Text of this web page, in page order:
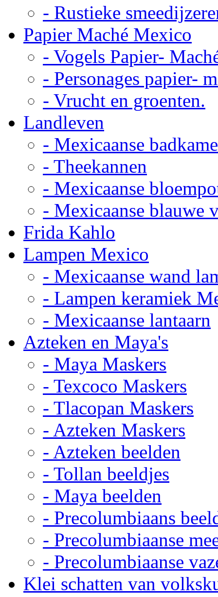
- Rustieke
Papier Maché Mexico
- Vogels Papier-
- Personages papier-
- Vrucht en groenten.
Landleven
- Mexicaanse
- Theekannen
- Mexicaanse
- Mexicaanse blauwe
Frida Kahlo
Lampen Mexico
- Mexicaanse wand
- Lampen keramiek
- Mexicaanse lantaarn
Azteken en Maya's
- Maya Maskers
- Texcoco Maskers
- Tlacopan Maskers
- Azteken Maskers
- Azteken beelden
- Tollan beeldjes
- Maya beelden
- Precolumbiaans
- Precolumbiaanse
- Precolumbiaanse
Klei schatten van